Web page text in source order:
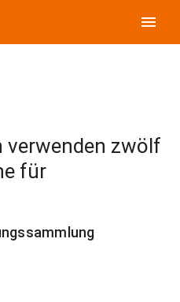
menu
verwenden zwölf
für